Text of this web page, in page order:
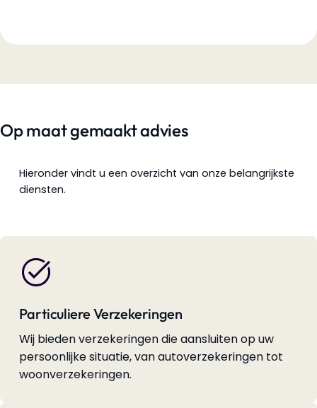
Op maat gemaakt advies
Hieronder vindt u een overzicht van onze belangrijkste
diensten.
Particuliere Verzekeringen
Wij bieden verzekeringen die aansluiten op uw
persoonlijke situatie, van autoverzekeringen tot
woonverzekeringen.